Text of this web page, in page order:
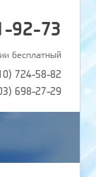
92-73
бесплатный
724-58-82
698-27-29